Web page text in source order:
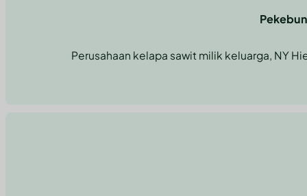
Perusahaan kelapa sawit milik keluarga, NY